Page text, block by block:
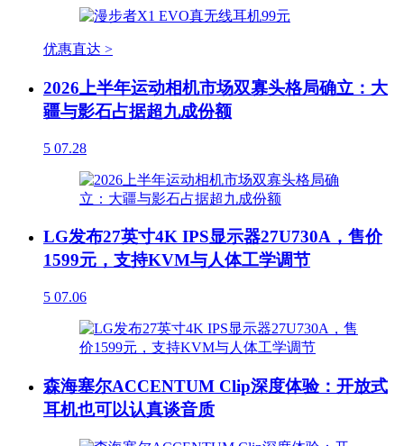
优惠直达 >
2026上半年运动相机市场双寡头格局确立：大
疆与影石占据超九成份额
5 07.28
LG发布27英寸4K IPS显示器27U730A，售价
1599元，支持KVM与人体工学调节
5 07.06
森海塞尔ACCENTUM Clip深度体验：开放式
耳机也可以认真谈音质